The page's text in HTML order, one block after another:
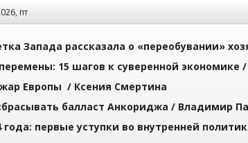
пт
Запада рассказала о «переобувании»
15 шагов к суверенной экономике /
Европы / Ксения Смертина
балласт Анкориджа / Владимир
года: первые уступки во внутренней